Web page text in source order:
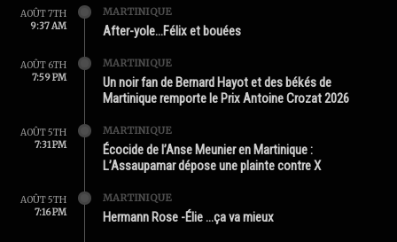
AOÛT 7TH
9:37 AM
MARTINIQUE
After-yole…Félix et bouées
AOÛT 6TH
7:59 PM
MARTINIQUE
Un noir fan de Bernard Hayot et des békés de
Martinique remporte le Prix Antoine Crozat 2026
AOÛT 5TH
7:31 PM
MARTINIQUE
Écocide de l’Anse Meunier en Martinique :
L’Assaupamar dépose une plainte contre X
AOÛT 5TH
7:16 PM
MARTINIQUE
Hermann Rose -Élie …ça va mieux